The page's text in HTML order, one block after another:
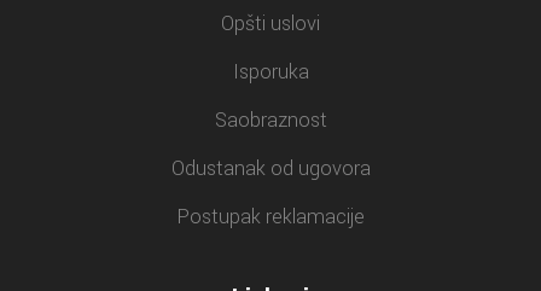
Opšti uslovi
Isporuka
Saobraznost
Odustanak od ugovora
Postupak reklamacije